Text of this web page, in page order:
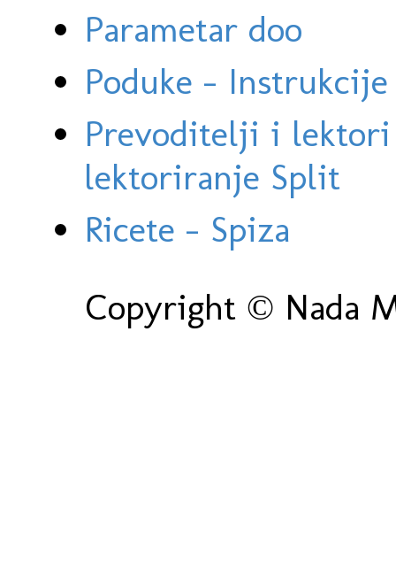
Parametar doo
Poduke -
Prevoditelji i
lektoriranje Split
Ricete - Spiza
Copyright © Nada